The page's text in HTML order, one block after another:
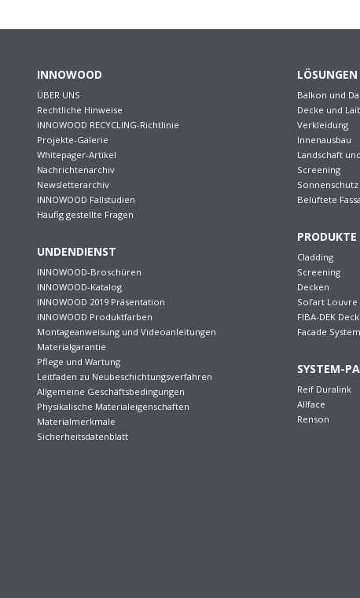
INNOWOOD
ÜBER UNS
Rechtliche Hinweise
INNOWOOD RECYCLING-Richtlinie
Projekte-Galerie
Whitepager-Artikel
Nachrichtenarchiv
Newsletterarchiv
INNOWOOD Fallstudien
Häufig gestellte Fragen
UNDENDIENST
INNOWOOD-Broschüren
INNOWOOD-Katalog
INNOWOOD 2019 Präsentation
INNOWOOD Produktfarben
Montageanweisung und Videoanleitungen
Materialgarantie
Pflege und Wartung
Leitfaden zu Neubeschichtungsverfahren
Allgemeine Geschäftsbedingungen
Physikalische Materialeigenschaften
Materialmerkmale
Sicherheitsdatenblatt
LÖSUNGEN
Balkon und
Decke und
Verkleidung
Innenausbau
Landschaft
Screening
Sonnenschutz
Belüftete
PRODUKTE
Cladding
Screening
Decken
Sol’art Louvre
FIBA-DEK
Facade System
SYSTEM-
Reif Duralink
Allface
Renson